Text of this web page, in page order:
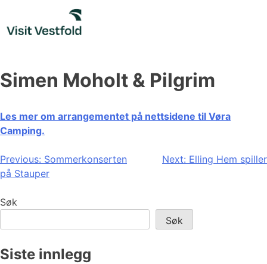
content
Simen Moholt & Pilgrim
Les mer om arrangementet på nettsidene til Vøra
Camping.
Innleggsnavigasjon
Previous: Sommerkonserten
på Stauper
Next: Elling Hem spiller
Søk
Søk
Siste innlegg